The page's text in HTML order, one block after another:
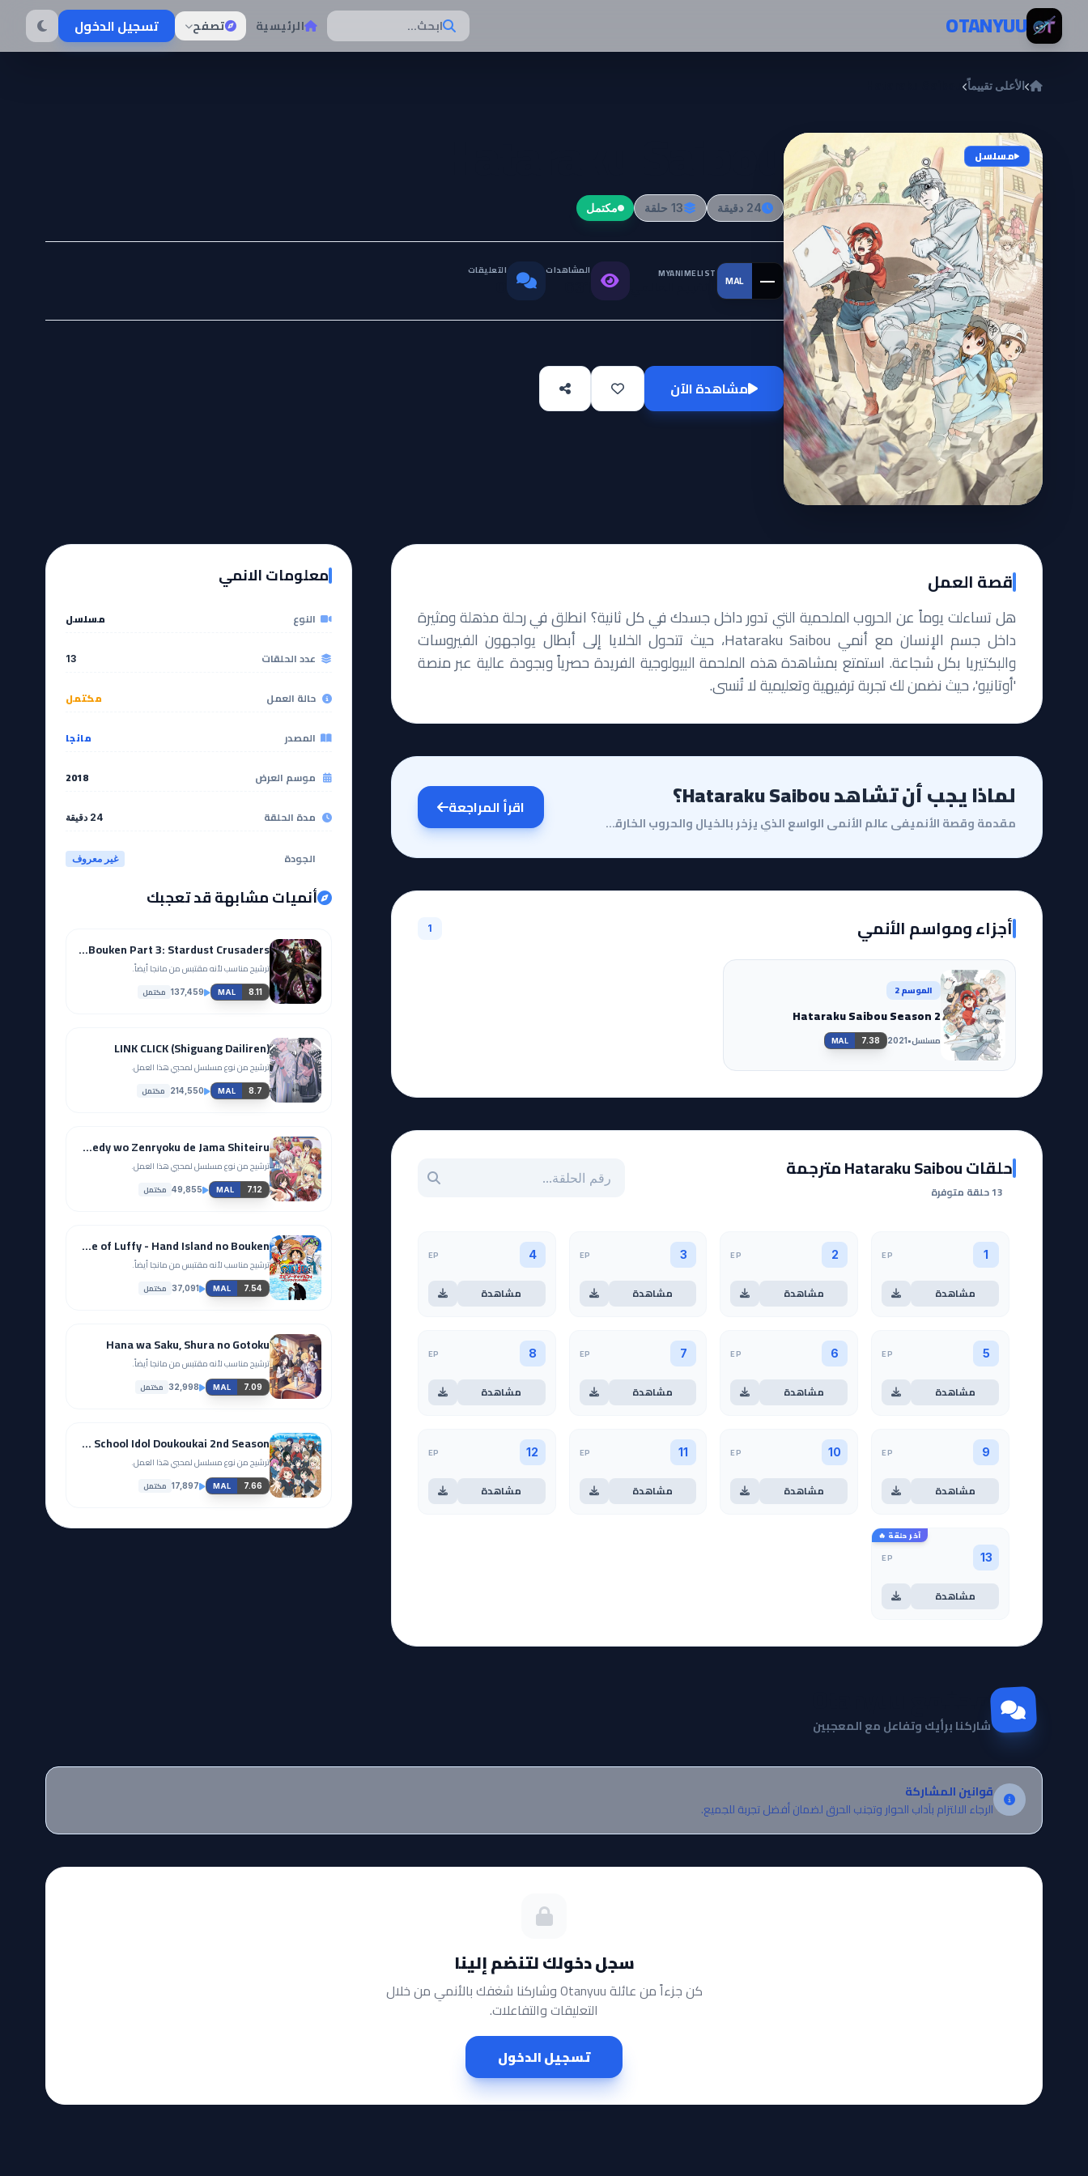
تخطي إلى المحتوىOTANYUU ابحث... الرئيسية تصفح تسجيل الدخول
الأعلى تقييماً
مسلسل
24 دقيقة 13 حلقة مكتمل
MAL —
MYANIMELIST المشاهدات التعليقات
مشاهدة الآن
قصة العمل
هل تساءلت يوماً عن الحروب الملحمية التي تدور داخل جسدك في كل ثانية؟ انطلق في رحلة مذهلة ومثيرة
داخل جسم الإنسان مع أنمي Hataraku Saibou، حيث تتحول الخلايا إلى أبطال يواجهون الفيروسات
والبكتيريا بكل شجاعة. استمتع بمشاهدة هذه الملحمة البيولوجية الفريدة حصرياً وبجودة عالية عبر منصة
'أوتانيو'، حيث نضمن لك تجربة ترفيهية وتعليمية لا تُنسى.
لماذا يجب أن تشاهد Hataraku Saibou؟
مقدمة وقصة الأنميفي عالم الأنمي الواسع الذي يزخر بالخيال والحروب الخارقة، يبرز عمل استثنائي يغير نظر...
اقرأ المراجعة
أجزاء ومواسم الأنمي 1
الموسم 2
Hataraku Saibou Season 2
مسلسل•
2021
MAL 7.38
حلقات Hataraku Saibou مترجمة
13 حلقة متوفرة
بحث عن حلقة بالرقم
1
EP
مشاهدة
2
EP
مشاهدة
3
EP
مشاهدة
4
EP
مشاهدة
5
EP
مشاهدة
6
EP
مشاهدة
7
EP
مشاهدة
8
EP
مشاهدة
9
EP
مشاهدة
10
EP
مشاهدة
11
EP
مشاهدة
12
EP
مشاهدة
آخر حلقة 🔥
13
EP
مشاهدة
معلومات الانمي
النوع مسلسل
عدد الحلقات 13
حالة العمل مكتمل
المصدر مانجا
موسم العرض 2018
مدة الحلقة 24 دقيقة
الجودة غير معروف
أنميات مشابهة قد تعجبك
JoJo no Kimyou na Bouken Part 3: Stardust Crusaders
ترشيح مناسب لأنه مقتبس من مانجا أيضاً.
MAL 8.11
137,459 مكتمل
LINK CLICK (Shiguang Dailiren)
ترشيح من نوع مسلسل لمحبي هذا العمل.
MAL 8.7
214,550 مكتمل
Ore no Nounai Sentakushi ga, Gakuen Love Comedy wo Zenryoku de Jama Shiteiru
ترشيح من نوع مسلسل لمحبي هذا العمل.
MAL 7.12
49,855 مكتمل
One Piece: Episode of Luffy - Hand Island no Bouken
ترشيح مناسب لأنه مقتبس من مانجا أيضاً.
MAL 7.54
37,091 مكتمل
Hana wa Saku, Shura no Gotoku
ترشيح مناسب لأنه مقتبس من مانجا أيضاً.
MAL 7.09
32,998 مكتمل
Love Live! Nijigasaki Gakuen School Idol Doukoukai 2nd Season
ترشيح من نوع مسلسل لمحبي هذا العمل.
MAL 7.66
17,897 مكتمل
مجتمع Otanyuu
شاركنا برأيك وتفاعل مع المعجبين
قوانين المشاركة
الرجاء الالتزام بآداب الحوار وتجنب الحرق لضمان أفضل تجربة للجميع.
سجل دخولك لتنضم إلينا
كن جزءاً من عائلة Otanyuu وشاركنا شغفك بالأنمي من خلال
التعليقات والتفاعلات.
تسجيل الدخول